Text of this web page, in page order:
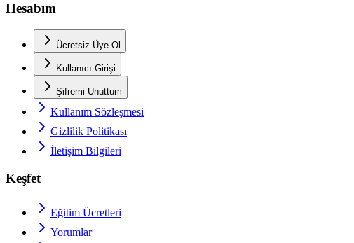
Hesabım
Ücretsiz Üye Ol
Kullanıcı Girişi
Şifremi Unuttum
Kullanım Sözleşmesi
Gizlilik Politikası
İletişim Bilgileri
Keşfet
Eğitim Ücretleri
Yorumlar